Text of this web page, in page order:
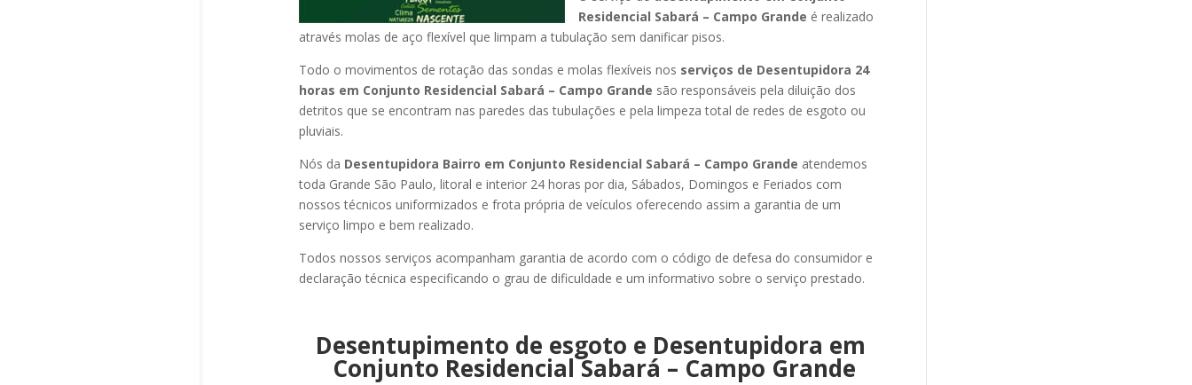
Residencial Sabará – Campo Grande é realizado
através molas de aço flexível que limpam a tubulação sem danificar pisos.
Todo o movimentos de rotação das sondas e molas flexíveis nos serviços de Desentupidora 24
horas em Conjunto Residencial Sabará – Campo Grande são responsáveis pela diluição dos
detritos que se encontram nas paredes das tubulações e pela limpeza total de redes de esgoto ou
pluviais.
Nós da Desentupidora Bairro em Conjunto Residencial Sabará – Campo Grande atendemos
toda Grande São Paulo, litoral e interior 24 horas por dia, Sábados, Domingos e Feriados com
nossos técnicos uniformizados e frota própria de veículos oferecendo assim a garantia de um
serviço limpo e bem realizado.
Todos nossos serviços acompanham garantia de acordo com o código de defesa do consumidor e
declaração técnica especificando o grau de dificuldade e um informativo sobre o serviço prestado.
Desentupimento de esgoto e Desentupidora em
Conjunto Residencial Sabará – Campo Grande